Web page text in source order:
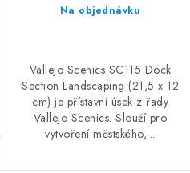
Na objednávku
Vallejo Scenics SC115 Dock
Section Landscaping (21,5 x 12
cm) je přístavní úsek z řady
Vallejo Scenics. Slouží pro
vytvoření městského,...